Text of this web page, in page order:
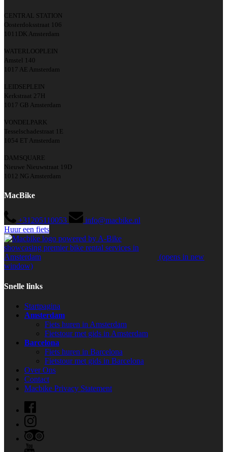
CENTRAL STATION
Oosterdoksstraat 106
1011DK Amsterdam
WATERLOOPLEIN
Amstel 140
1017 AE Amsterdam
LEIDSEPLEIN
Kerkstraat 27H
1017 GB Amsterdam
VONDELPARK
Tesselschadestraat 1E
1054 ET Amsterdam
DAMSQUARE
Nieuwe Nieuwstraat 19D
1012 NG Amsterdam
MacBike
+31205110053
info@macbike.nl
Huur een fiets
(opens in new
window)
Snelle links
Startpagina
Amsterdam
Fiets huren in Amsterdam
Fietstour met gids in Amsterdam
Barcelona
Fiets huren in Barcelona
Fietstour met gids in Barcelona
Over Ons
Contact
Macbike Privacy Statement